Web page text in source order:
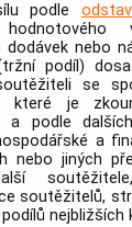
podle
dodávek nebo
podíl)
se
které je
a podle
a
nebo jiných
soutěžitele
soutěžitelů,
nejbližších